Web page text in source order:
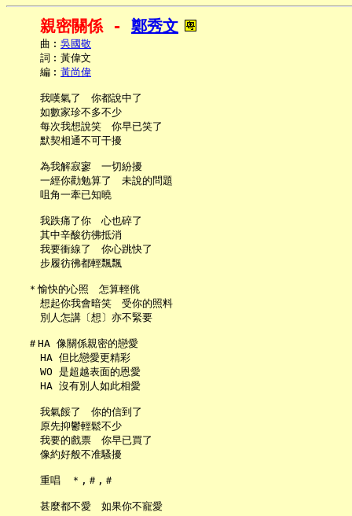
親密關係 - 鄭秀文
     曲︰
吳國敬
     詞︰黃偉文
     編︰
黃尚偉
     我嘆氣了　你都說中了
     如數家珍不多不少
     每次我想說笑　你早已笑了
     默契相通不可干擾
     為我解寂寥　一切紛擾
     一經你勸勉算了　未說的問題
     咀角一牽已知曉
     我跌痛了你　心也碎了
     其中辛酸彷彿抵消
     我要衝線了　你心跳快了
     步履彷彿都輕飄飄
   ＊愉快的心照　怎算輕佻
     想起你我會暗笑　受你的照料
     別人怎講〔想〕亦不緊要
   ＃HA 像關係親密的戀愛
     HA 但比戀愛更精彩
     WO 是超越表面的恩愛
     HA 沒有別人如此相愛
     我氣餒了　你的信到了
     原先抑鬱輕鬆不少
     我要的戲票　你早已買了
     像約好般不准騷擾
     重唱　＊,＃,＃